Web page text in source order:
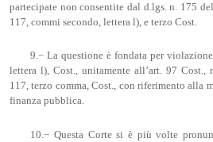
partecipate non consentite dal d.lgs. n. 175
117, commi secondo, lettera l), e terzo Cost.
9.− La questione è fondata per
lettera l), Cost., unitamente all’art. 97 Cost.,
117, terzo comma, Cost., con riferimento alla
finanza pubblica.
10.− Questa Corte si è più volte